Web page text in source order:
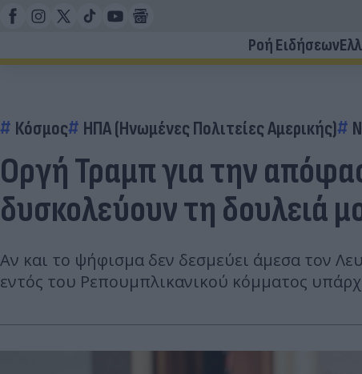
Ροή Ειδήσεων
Κόσμος ΗΠΑ (Ηνωμένες Πολιτείες Αμερικής)
Οργή Τραμπ για την
δυσκολεύουν τη δουλειά
Αν και το ψήφισμα δεν δεσμεύει άμεσα τον
εντός του Ρεπουμπλικανικού κόμματος